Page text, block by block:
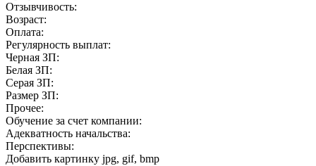
Отзывчивость:
Возраст:
Оплата:
Регулярность выплат:
Черная ЗП:
Белая ЗП:
Серая ЗП:
Размер ЗП:
Прочее:
Обучение за счет компании:
Адекватность начальства:
Перспективы:
Добавить картинку jpg, gif, bmp